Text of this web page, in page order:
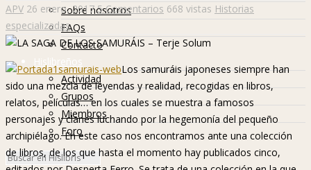
Sobre nosotros
FAQs
Contacto
Hislibreños
Actividad
Grupos
Miembros
Foro
APV 26 enero, 2017 5 Comentarios 668 vistas Historias
especializadas
Los samuráis japoneses siempre han
sido una mezcla de leyendas y realidad, recogidas en libros,
relatos, películas… en los cuales se muestra a famosos
personajes y clanes luchando por la hegemonía del pequeño
archipiélago. En este caso nos encontramos ante una colección
de libros, de los que hasta el momento hay publicados cinco,